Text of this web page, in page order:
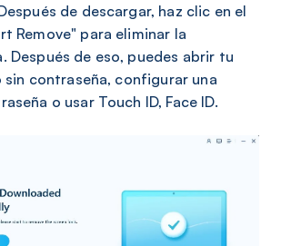
de descargar, haz clic en el
Remove" para eliminar la
Después de eso, puedes abrir tu
contraseña, configurar una
o usar Touch ID, Face ID.